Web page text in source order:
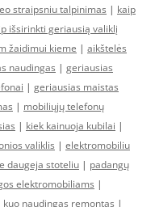
straipsniu talpinimas | kaip
išsirinkti geriausią valiklį
žaidimui kieme | aikštelės
naudingas | geriausias
| geriausias maistas
| mobiliųjų telefonų
| kiek kainuoja kubilai |
valiklis | elektromobiliu
daugeja stoteliu | padangų
elektromobiliams |
kuo naudingas remontas |